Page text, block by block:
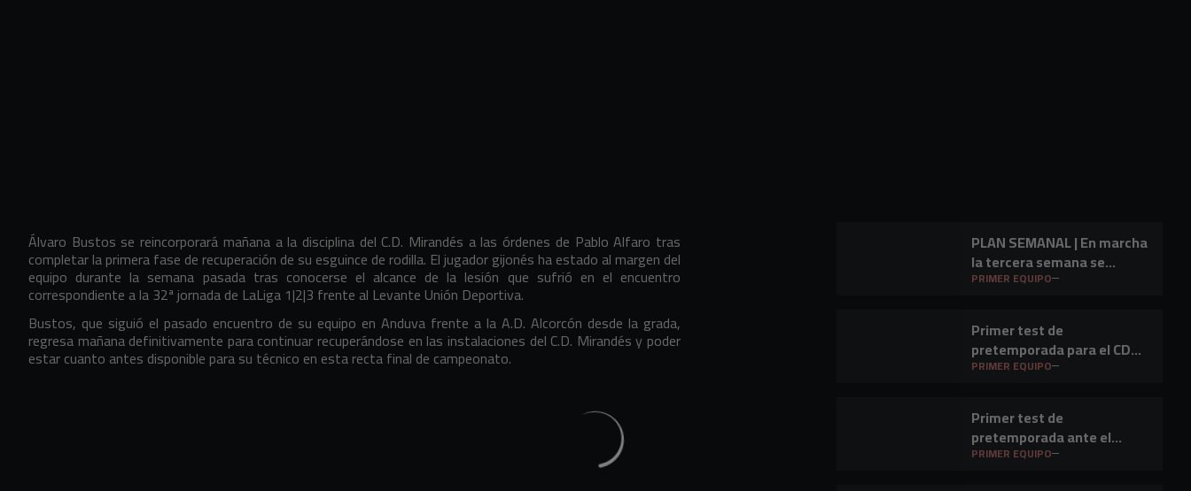
Álvaro Bustos se reincorporará mañana a la disciplina del C.D. Mirandés a las órdenes de Pablo Alfaro tras
completar la primera fase de recuperación de su esguince de rodilla. El jugador gijonés ha estado al margen del
equipo durante la semana pasada tras conocerse el alcance de la lesión que sufrió en el encuentro
correspondiente a la 32ª jornada de LaLiga 1|2|3 frente al Levante Unión Deportiva.
Bustos, que siguió el pasado encuentro de su equipo en Anduva frente a la A.D. Alcorcón desde la grada,
regresa mañana definitivamente para continuar recuperándose en las instalaciones del C.D. Mirandés y poder
estar cuanto antes disponible para su técnico en esta recta final de campeonato.
PLAN SEMANAL | En marcha
la tercera semana se
preparación
PRIMER EQUIPO
Primer test de
pretemporada para el CD
Mirandés en Lasesarre
PRIMER EQUIPO
Primer test de
pretemporada ante el
Barakaldo CF
PRIMER EQUIPO